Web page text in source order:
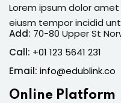
Lorem ipsum dolor
eiusm tempor incidid
Add: 70-80 Upper St
Call: +01 123 5641 231
Email: info@edublink.co
Online Platform